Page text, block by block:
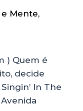
Mente,
) Quem é
decide
In The